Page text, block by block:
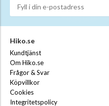
Hiko.se
Kundtjänst
Om Hiko.se
Frågor & Svar
Köpvillkor
Cookies
Integritetspolicy